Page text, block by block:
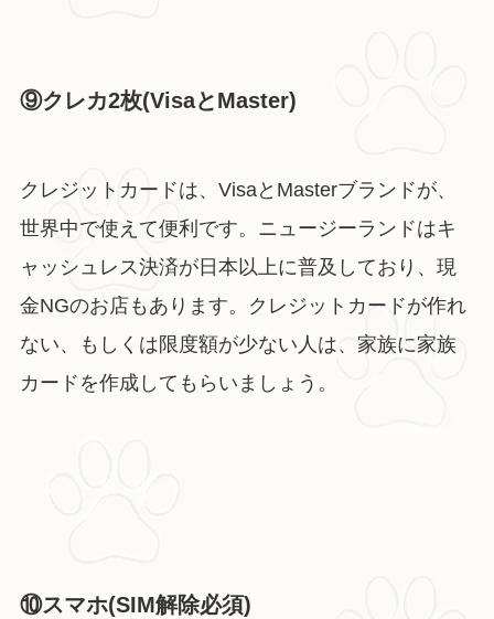
⑨クレカ2枚(VisaとMaster)
クレジットカードは、VisaとMasterブランドが、
世界中で使えて便利です。ニュージーランドはキ
ャッシュレス決済が日本以上に普及しており、現
金NGのお店もあります。クレジットカードが作れ
ない、もしくは限度額が少ない人は、家族に家族
カードを作成してもらいましょう。
⑩スマホ(SIM解除必須)